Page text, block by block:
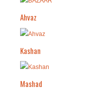
Ahvaz
Kashan
Mashad